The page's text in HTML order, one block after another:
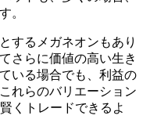
。
するメガネオンもあり
さらに価値の高い生き
いる場合でも、利益の
れらのバリエーション
くトレードできるよ